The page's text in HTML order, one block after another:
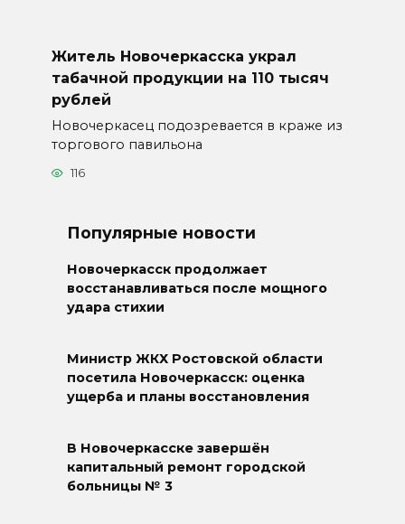
Житель Новочеркасска украл
табачной продукции на 110 тысяч
рублей
Новочеркасец подозревается в краже из
торгового павильона
116
Популярные новости
Новочеркасск продолжает
восстанавливаться после мощного
удара стихии
Министр ЖКХ Ростовской области
посетила Новочеркасск: оценка
ущерба и планы восстановления
В Новочеркасске завершён
капитальный ремонт городской
больницы № 3